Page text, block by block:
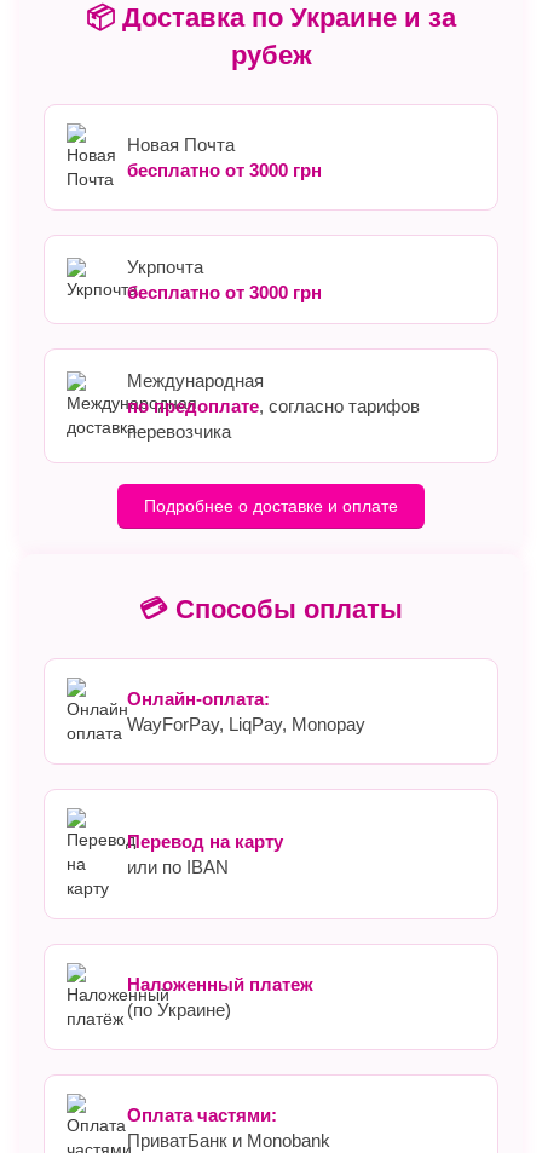
📦 Доставка по Украине и за
рубеж
Новая Почта
бесплатно от 3000 грн
Укрпочта
бесплатно от 3000 грн
Международная
по предоплате, согласно тарифов
перевозчика
Подробнее о доставке и оплате
💳 Способы оплаты
Онлайн-оплата:
WayForPay, LiqPay, Monopay
Перевод на карту
или по IBAN
Наложенный платеж
(по Украине)
Оплата частями:
ПриватБанк и Monobank